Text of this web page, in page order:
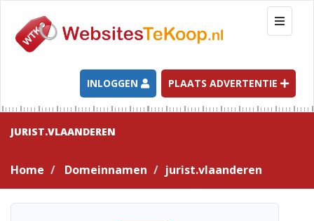
T
o
g
l
e
n
a
t
INLOGGEN PLAATS ADVERTENTIE
JURIST.VLAANDEREN
Home Domeinnamen jurist.vlaanderen